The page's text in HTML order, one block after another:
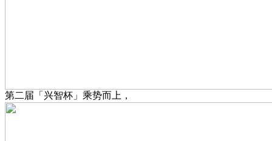
第二届「兴智杯」乘势而上，